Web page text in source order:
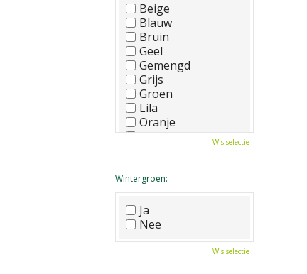
Beige
Blauw
Bruin
Geel
Gemengd
Grijs
Groen
Lila
Oranje
Paars
Wit
Zwart
Wis selectie
Wintergroen:
Ja
Nee
Wis selectie